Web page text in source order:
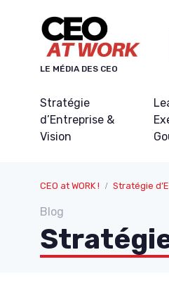
LE MÉDIA DES CEO
Stratégie
d’Entreprise &
Vision
CEO at WORK ! Stratégie
Blog